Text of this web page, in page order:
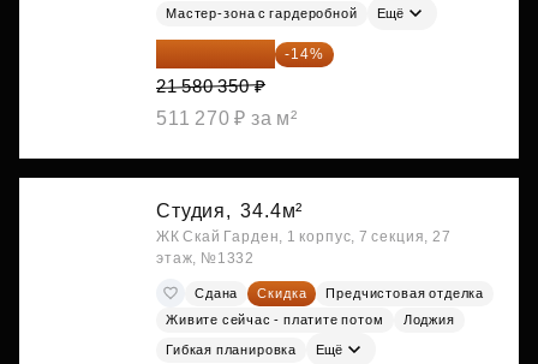
Мастер-зона с гардеробной Ещё
18 559 101 ₽ -14%
21 580 350 ₽
511 270 ₽ за м²
Студия, 34.4м²
ЖК Скай Гарден, 1 корпус, 7 секция, 27
этаж, №1332
Сдана Скидка
Предчистовая отделка
Живите сейчас - платите потом
Лоджия
Гибкая планировка Ещё